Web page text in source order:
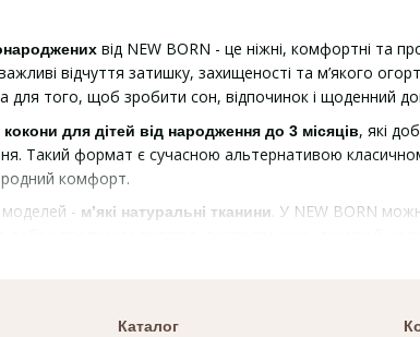
від NEW BORN - це ніжні, комфортні та
відчуття затишку, захищеності та м’якого
того, щоб зробити сон, відпочинок і щоденний
кокони для дітей від народження до 3 місяців, які
Такий формат є сучасною альтернативою
комфорт.
моделей - м’які натуральні тканини. У NEW BORN
рішення для щоденного догляду, особливо в
Каталог